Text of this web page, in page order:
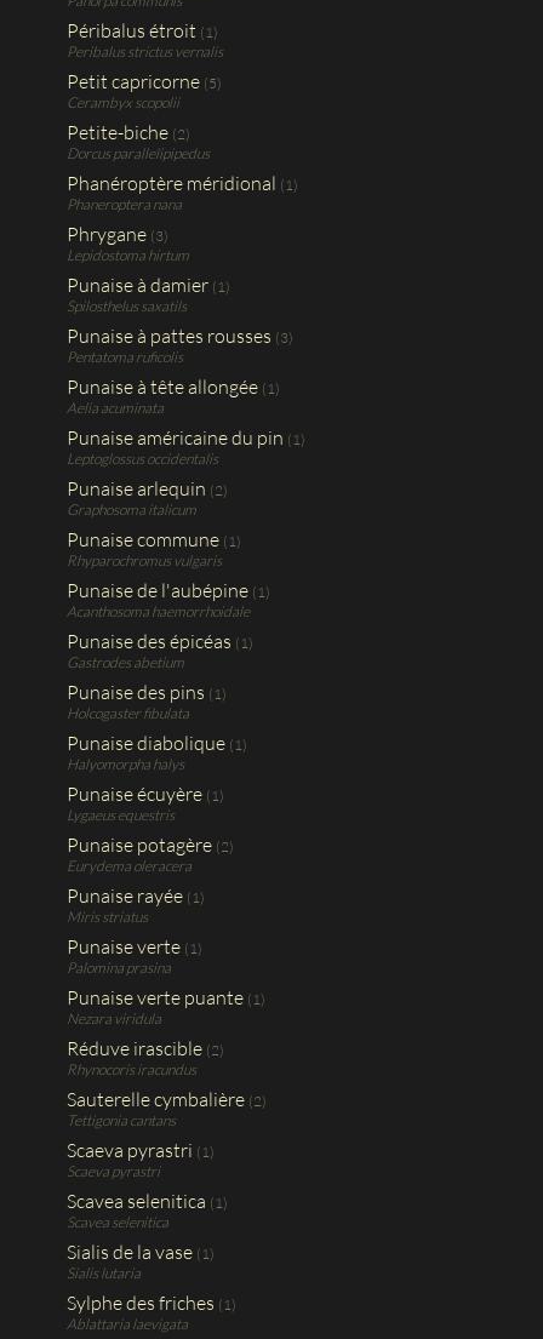
Péribalus étroit (1)
Peribalus strictus vernalis
Petit capricorne (5)
Cerambyx scopolii
Petite-biche (2)
Dorcus parallelipipedus
Phanéroptère méridional (1)
Phaneroptera nana
Phrygane (3)
Lepidostoma hirtum
Punaise à damier (1)
Spilosthelus saxatils
Punaise à pattes rousses (3)
Pentatoma ruficolis
Punaise à tête allongée (1)
Aelia acuminata
Punaise américaine du pin (1)
Leptoglossus occidentalis
Punaise arlequin (2)
Graphosoma italicum
Punaise commune (1)
Rhyparochromus vulgaris
Punaise de l'aubépine (1)
Acanthosoma haemorrhoidale
Punaise des épicéas (1)
Gastrodes abetium
Punaise des pins (1)
Holcogaster fibulata
Punaise diabolique (1)
Halyomorpha halys
Punaise écuyère (1)
Lygaeus equestris
Punaise potagère (2)
Eurydema oleracera
Punaise rayée (1)
Miris striatus
Punaise verte (1)
Palomina prasina
Punaise verte puante (1)
Nezara viridula
Réduve irascible (2)
Rhynocoris iracundus
Sauterelle cymbalière (2)
Tettigonia cantans
Scaeva pyrastri (1)
Scaeva pyrastri
Scavea selenitica (1)
Scavea selenitica
Sialis de la vase (1)
Sialis lutaria
Sylphe des friches (1)
Ablattaria laevigata